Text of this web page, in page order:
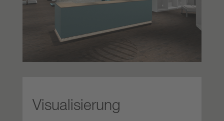
Visualisierung